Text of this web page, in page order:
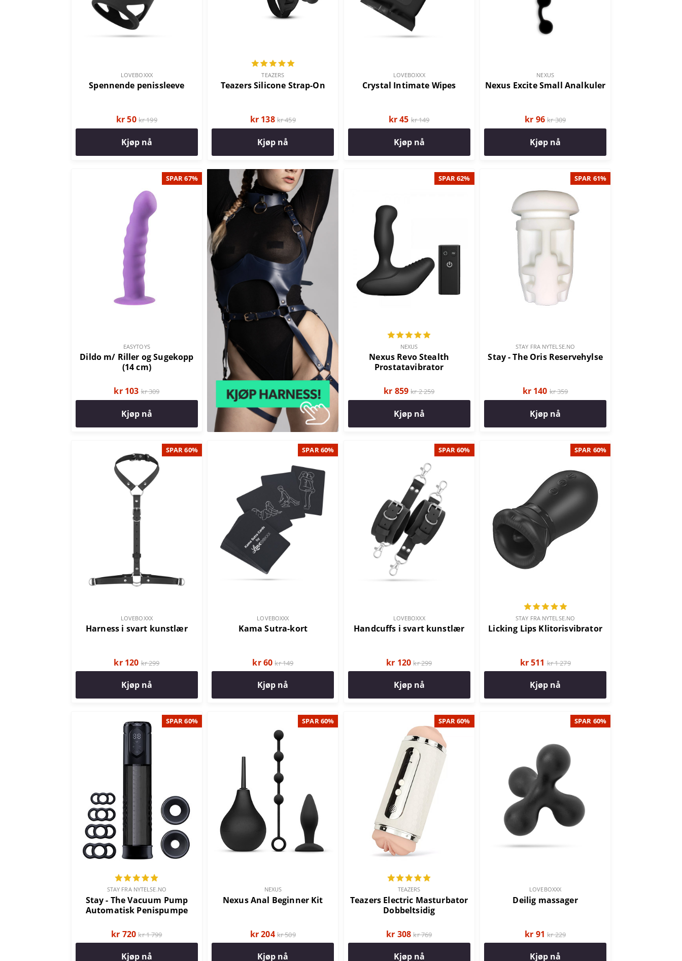
LOVEBOXXX
Spennende penissleeve
kr 50 kr 199
Kjøp nå
TEAZERS
Teazers Silicone Strap-On
kr 138 kr 459
Kjøp nå
LOVEBOXXX
Crystal Intimate Wipes
kr 45 kr 149
Kjøp nå
NEXUS
Nexus Excite Small Analkuler
kr 96 kr 309
Kjøp nå
SPAR 67%
EASYTOYS
Dildo m/ Riller og Sugekopp
(14 cm)
kr 103 kr 309
Kjøp nå
SPAR 62%
NEXUS
Nexus Revo Stealth
Prostatavibrator
kr 859 kr 2 259
Kjøp nå
SPAR 61%
STAY FRA NYTELSE.NO
Stay - The Oris Reservehylse
kr 140 kr 359
Kjøp nå
SPAR 60%
LOVEBOXXX
Harness i svart kunstlær
kr 120 kr 299
Kjøp nå
SPAR 60%
LOVEBOXXX
Kama Sutra-kort
kr 60 kr 149
Kjøp nå
SPAR 60%
LOVEBOXXX
Handcuffs i svart kunstlær
kr 120 kr 299
Kjøp nå
SPAR 60%
STAY FRA NYTELSE.NO
Licking Lips Klitorisvibrator
kr 511 kr 1 279
Kjøp nå
SPAR 60%
STAY FRA NYTELSE.NO
Stay - The Vacuum Pump
Automatisk Penispumpe
kr 720 kr 1 799
Kjøp nå
SPAR 60%
NEXUS
Nexus Anal Beginner Kit
kr 204 kr 509
Kjøp nå
SPAR 60%
TEAZERS
Teazers Electric Masturbator
Dobbeltsidig
kr 308 kr 769
Kjøp nå
SPAR 60%
LOVEBOXXX
Deilig massager
kr 91 kr 229
Kjøp nå